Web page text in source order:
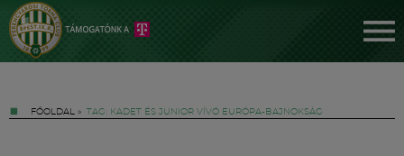
FŐOLDAL » TAG: KADET ÉS JUNIOR VÍVÓ EURÓPA-BAJNOKSÁG